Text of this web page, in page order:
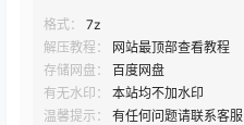
格式：
7z
解压教程：
网站最顶部查看教程
存储网盘：
百度网盘
有无水印：
本站均不加水印
温馨提示：
有任何问题请联系客服